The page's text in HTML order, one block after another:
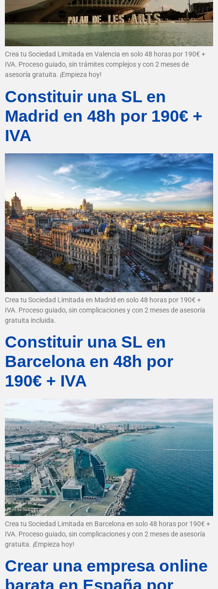
Crea tu Sociedad Limitada en Valencia en solo 48 horas por 190€ +
IVA. Proceso guiado, sin trámites complejos y con 2 meses de
asesoría gratuita. ¡Empieza hoy!
Constituir una SL en
Madrid en 48h por 190€ +
IVA
Crea tu Sociedad Limitada en Madrid en solo 48 horas por 190€ +
IVA. Proceso guiado, sin complicaciones y con 2 meses de asesoría
gratuita incluida.
Constituir una SL en
Barcelona en 48h por
190€ + IVA
Crea tu Sociedad Limitada en Barcelona en solo 48 horas por 190€ +
IVA. Proceso guiado, sin complicaciones y con 2 meses de asesoría
gratuita. ¡Empieza hoy!
Crear una empresa online